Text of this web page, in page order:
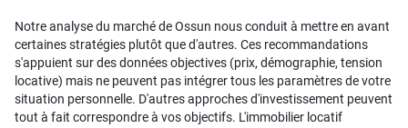
Notre analyse du marché de Ossun nous conduit à mettre en avant
certaines stratégies plutôt que d'autres. Ces recommandations
s'appuient sur des données objectives (prix, démographie, tension
locative) mais ne peuvent pas intégrer tous les paramètres de votre
situation personnelle. D'autres approches d'investissement peuvent
tout à fait correspondre à vos objectifs. L'immobilier locatif